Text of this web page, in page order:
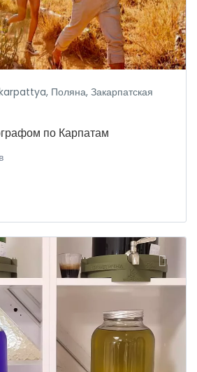
Поляна, Закарпатская
по Карпатам